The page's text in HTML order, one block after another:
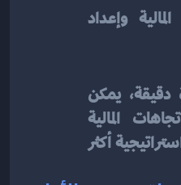
تسهل عملية المراجعة المالية وإعداد
للمؤسسات التنبؤ بالاتجاهات المالية
المستقبلية ووضع خطط استراتيجية أكثر